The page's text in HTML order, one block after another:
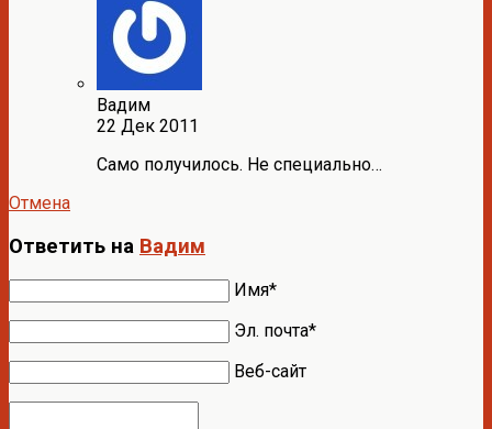
Вадим
22 Дек 2011
Само получилось. Не специально…
Отмена
Ответить на Вадим
Имя*
Эл. почта*
Веб-сайт